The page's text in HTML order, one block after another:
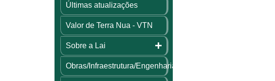
Últimas atualizações
Valor de Terra Nua - VTN
Sobre a Lai
Obras/Infraestrutura/Engenharia